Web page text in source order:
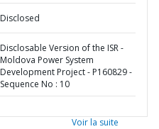
Disclosed
Disclosable Version of the ISR -
Moldova Power System
Development Project - P160829 -
Sequence No : 10
Voir la suite